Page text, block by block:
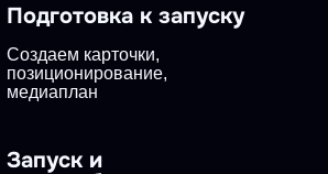
Подготовка к запуску
Создаем карточки,
позиционирование,
медиаплан
Запуск и